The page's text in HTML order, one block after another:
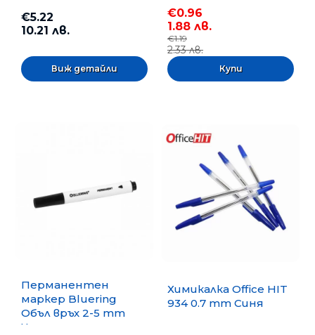
€5.22
10.21 лв.
Виж детайли
€0.96
1.88 лв.
€1.19
2.33 лв.
Перманентен
маркер Bluering
Объл връх 2-5 mm
Черен
Химикалка Office HIT
934 0.7 mm Синя